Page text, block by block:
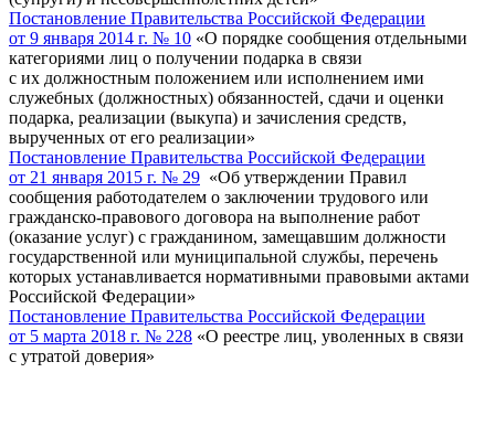
Постановление Правительства Российской Федерации
от 9 января 2014 г. № 10 «О порядке сообщения отдельными
категориями лиц о получении подарка в связи
с их должностным положением или исполнением ими
служебных (должностных) обязанностей, сдачи и оценки
подарка, реализации (выкупа) и зачисления средств,
вырученных от его реализации»
Постановление Правительства Российской Федерации
от 21 января 2015 г. № 29 «Об утверждении Правил
сообщения работодателем о заключении трудового или
гражданско-правового договора на выполнение работ
(оказание услуг) с гражданином, замещавшим должности
государственной или муниципальной службы, перечень
которых устанавливается нормативными правовыми актами
Российской Федерации»
Постановление Правительства Российской Федерации
от 5 марта 2018 г. № 228 «О реестре лиц, уволенных в связи
с утратой доверия»